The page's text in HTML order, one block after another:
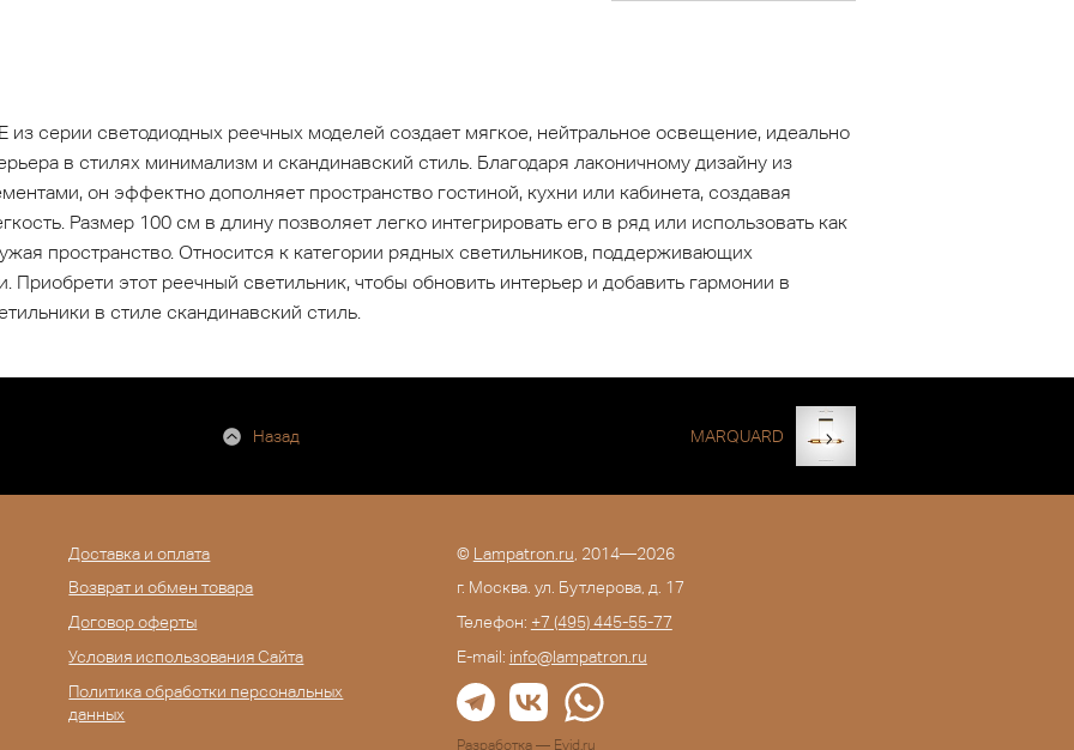
из серии светодиодных реечных моделей создает мягкое, нейтральное освещение, идеально
в стилях минимализм и скандинавский стиль. Благодаря лаконичному дизайну из
он эффектно дополняет пространство гостиной, кухни или кабинета, создавая
Размер 100 см в длину позволяет легко интегрировать его в ряд или использовать как
пространство. Относится к категории рядных светильников, поддерживающих
этот реечный светильник, чтобы обновить интерьер и добавить гармонии в
в стиле скандинавский стиль.
Назад MARQUARD
Доставка и оплата
Возврат и обмен товара
Договор оферты
Условия использования Сайта
Политика обработки персональных
данных
© Lampatron.ru , 2014—2026
г. Москва. ул. Бутлерова, д. 17
Телефон: +7 (495) 445-55-77
E-mail: info@lampatron.ru
Разработка — Evid.ru